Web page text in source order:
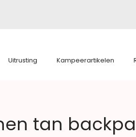
Uitrusting Kampeerartikelen
tan